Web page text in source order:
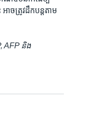
ចត្រូវ​ដឹក​បន្ត​តាម​
AFP និង